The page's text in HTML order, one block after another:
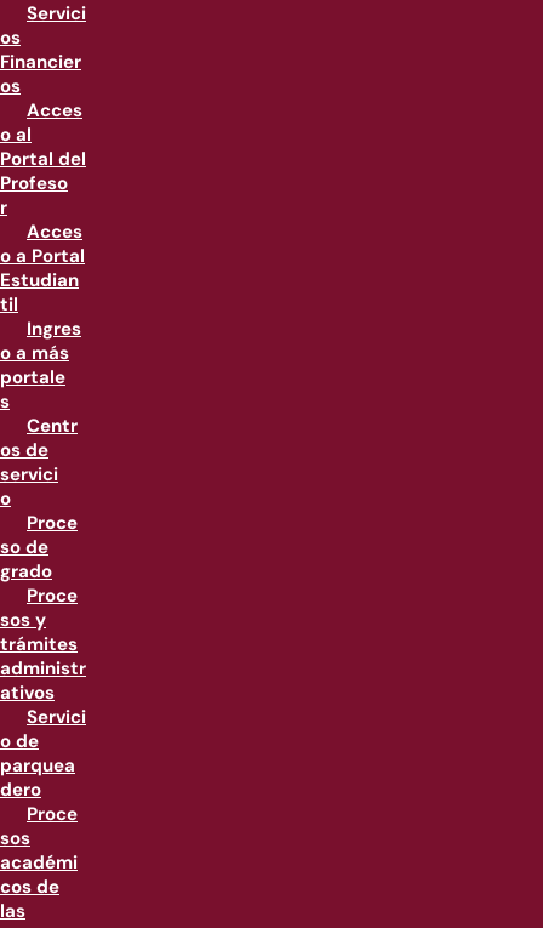
Servici
os
Financier
os
Acces
o al
Portal del
Profeso
r
Acces
o a Portal
Estudian
til
Ingres
o a más
portale
s
Centr
os de
servici
o
Proce
so de
grado
Proce
sos y
trámites
administr
ativos
Servici
o de
parquea
dero
Proce
sos
académi
cos de
las